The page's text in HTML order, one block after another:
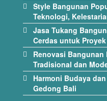
Style Bangunan
Teknologi,
Jasa Tukang
Cerdas untuk
Renovasi
Tradisional dan
Harmoni Budaya
Gedong Bali